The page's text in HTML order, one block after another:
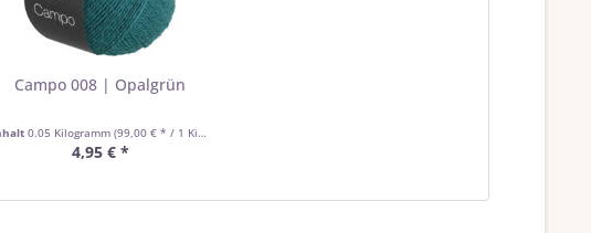
Campo 008 | Opalgrün
0.05 Kilogramm (99,00 € * / 1 Kilogramm)
4,95 € *